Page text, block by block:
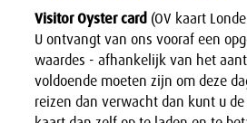
Visitor Oyster card (OV kaart
U ontvangt van ons vooraf een
waardes - afhankelijk van het
voldoende moeten zijn om deze
reizen dan verwacht dan kunt u